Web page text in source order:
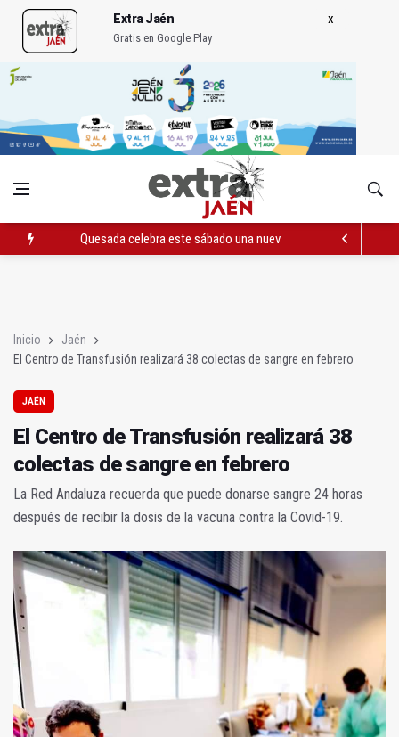
Extra Jaén
Gratis en Google Play
Quesada celebra este sábado una nueva jornada de Orgullo
Inicio
Jaén
El Centro de Transfusión realizará 38 colectas de sangre en febrero
JAÉN
El Centro de Transfusión realizará 38
colectas de sangre en febrero
La Red Andaluza recuerda que puede donarse sangre 24 horas
después de recibir la dosis de la vacuna contra la Covid-19.